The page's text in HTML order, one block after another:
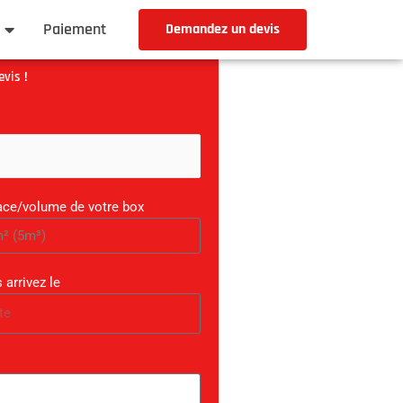
Paiement Demandez un devis
!
volume de votre box
arrivez le